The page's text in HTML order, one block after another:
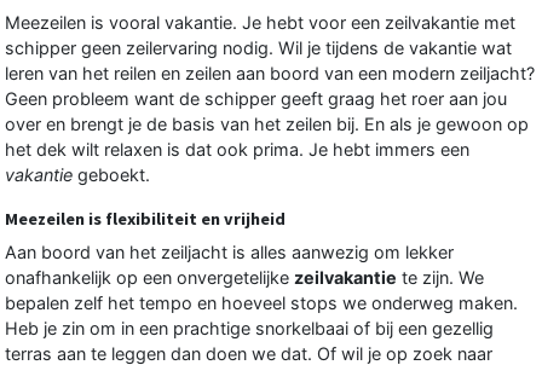
Meezeilen is vooral vakantie. Je hebt voor een zeilvakantie met
schipper geen zeilervaring nodig. Wil je tijdens de vakantie wat
leren van het reilen en zeilen aan boord van een modern zeiljacht?
Geen probleem want de schipper geeft graag het roer aan jou
over en brengt je de basis van het zeilen bij. En als je gewoon op
het dek wilt relaxen is dat ook prima. Je hebt immers een
vakantie geboekt.
Meezeilen is flexibiliteit en vrijheid
Aan boord van het zeiljacht is alles aanwezig om lekker
onafhankelijk op een onvergetelijke zeilvakantie te zijn. We
bepalen zelf het tempo en hoeveel stops we onderweg maken.
Heb je zin om in een prachtige snorkelbaai of bij een gezellig
terras aan te leggen dan doen we dat. Of wil je op zoek naar